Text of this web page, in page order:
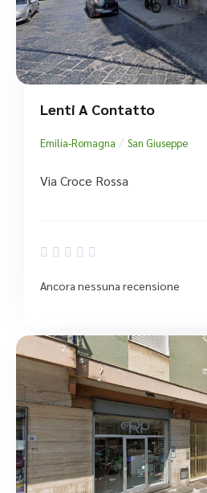
Lenti A Contatto
Emilia-Romagna / San Giuseppe
Via Croce Rossa
    
Ancora nessuna recensione